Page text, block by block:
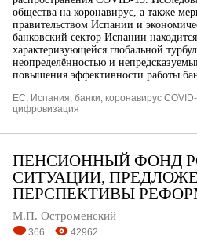
общества на коронавирус, а также
правительством Испании и
банковский сектор Испании
характеризующейся глобальной
неопределённостью и
повышения эффективности работы
ЕС, Испания, банки, коронавирус
цифровизация
ПЕНСИОННЫЙ ФОНД
СИТУАЦИИ,
ПЕРСПЕКТИВЫ
М.П. Остроменский
366 42962